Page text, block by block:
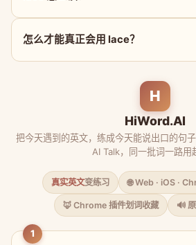
怎么才能真正会用 lace？
H
HiWord.AI
把今天遇到的英文，练成今天能说出口的句
AI Talk，同一批词一路用
真实英文变练习 🌐 Web · iOS ·
🦊 Chrome 插件划词收藏 🔊
1